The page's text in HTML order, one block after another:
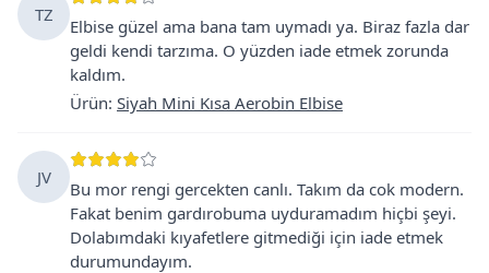
TZ
Elbise güzel ama bana tam uymadı ya. Biraz fazla dar
geldi kendi tarzıma. O yüzden iade etmek zorunda
kaldım.
Ürün: Siyah Mini Kısa Aerobin Elbise
JV
Bu mor rengi gercekten canlı. Takım da cok modern.
Fakat benim gardırobuma uyduramadım hiçbi şeyi.
Dolabımdaki kıyafetlere gitmediği için iade etmek
durumundayım.